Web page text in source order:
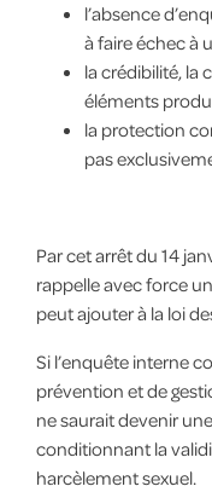
l’absence
à faire échec à
la crédibilité, la
éléments
la protection
pas
Par cet arrêt du 14
rappelle avec force
peut ajouter à la loi
Si l’enquête interne
prévention et de
ne saurait devenir
conditionnant la
harcèlement sexuel.